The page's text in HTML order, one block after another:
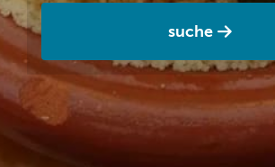
suche